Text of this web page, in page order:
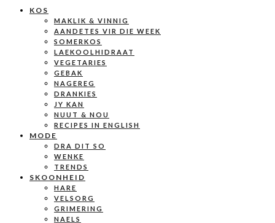
KOS
MAKLIK & VINNIG
AANDETES VIR DIE WEEK
SOMERKOS
LAEKOOLHIDRAAT
VEGETARIES
GEBAK
NAGEREG
DRANKIES
JY KAN
NUUT & NOU
RECIPES IN ENGLISH
MODE
DRA DIT SO
WENKE
TRENDS
SKOONHEID
HARE
VELSORG
GRIMERING
NAELS